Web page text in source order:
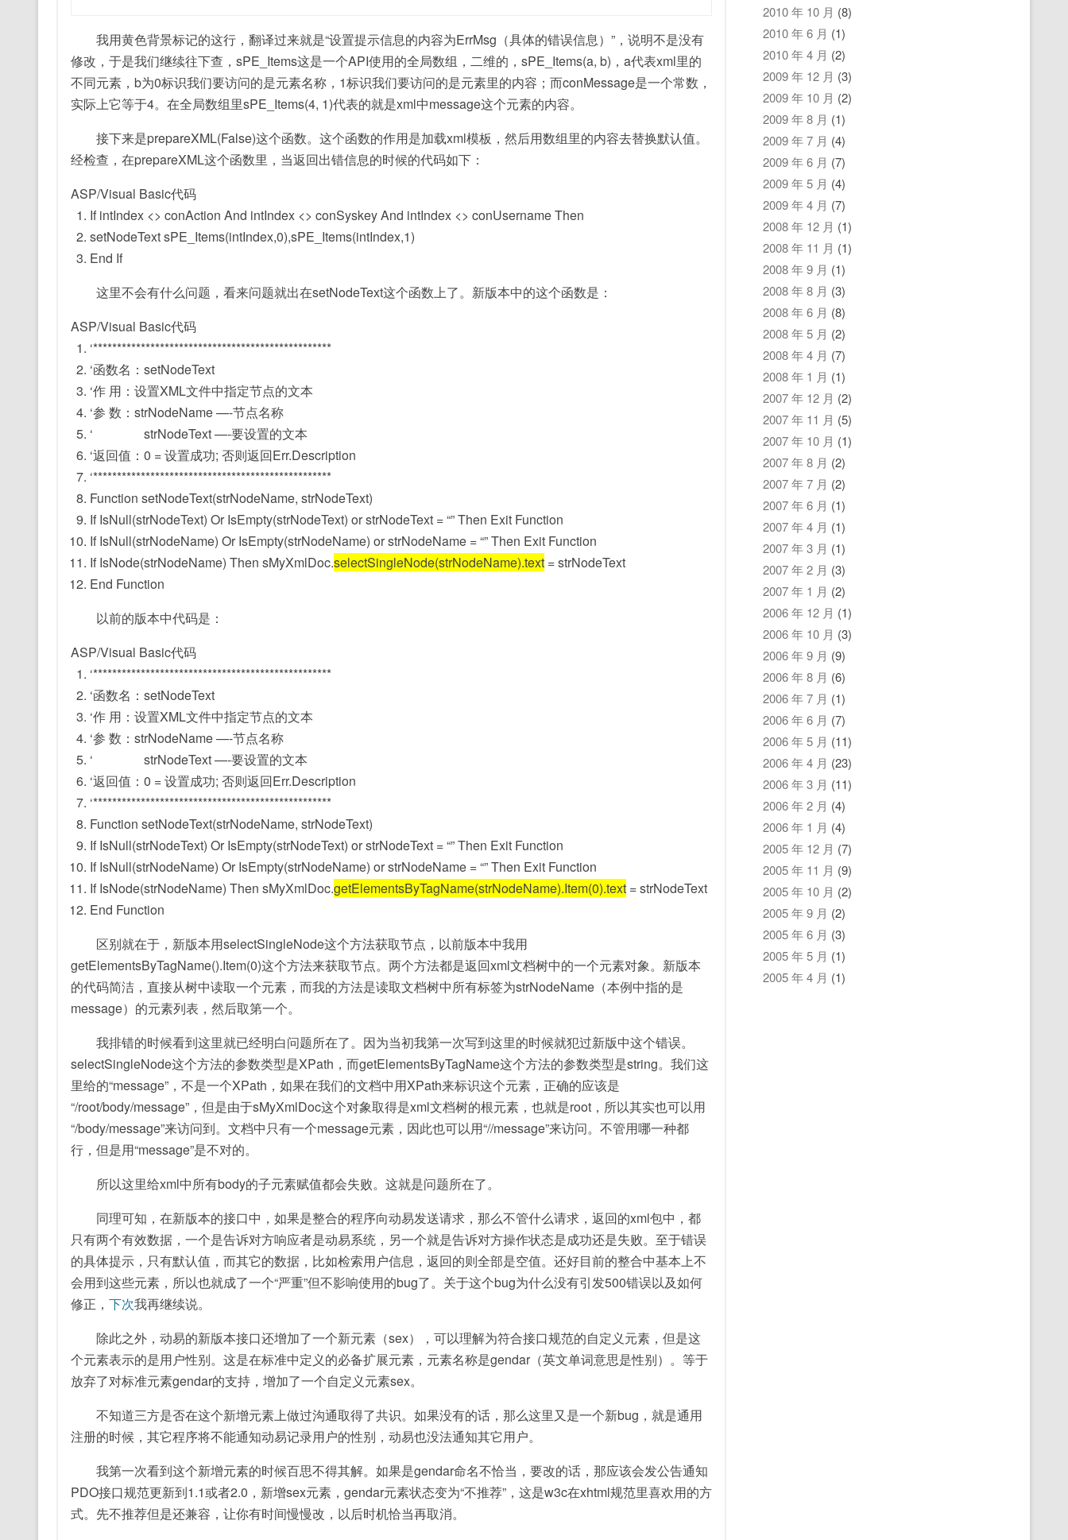
我用黄色背景标记的这行，翻译过来就是“设置提示信息的内容为ErrMsg（具体的错误信息）”，说明不是没有
修改，于是我们继续往下查，sPE_Items这是一个API使用的全局数组，二维的，sPE_Items(a, b)，a代表xml里的
不同元素，b为0标识我们要访问的是元素名称，1标识我们要访问的是元素里的内容；而conMessage是一个常数，
实际上它等于4。在全局数组里sPE_Items(4, 1)代表的就是xml中message这个元素的内容。
接下来是prepareXML(False)这个函数。这个函数的作用是加载xml模板，然后用数组里的内容去替换默认值。
经检查，在prepareXML这个函数里，当返回出错信息的时候的代码如下：
ASP/Visual Basic代码
If intIndex <> conAction And intIndex <> conSyskeyAnd intIndex <> conUsernameThen
setNodeText sPE_Items(intIndex,0),sPE_Items(intIndex,1)
End If
这里不会有什么问题，看来问题就出在setNodeText这个函数上了。新版本中的这个函数是：
ASP/Visual Basic代码
‘**************************************************
‘函数名：setNodeText
‘作 用：设置XML文件中指定节点的文本
‘参 数：strNodeName —-节点名称
‘ strNodeText —-要设置的文本
‘返回值：0 = 设置成功; 否则返回Err.Description
‘**************************************************
Function setNodeText(strNodeName, strNodeText)
If IsNull(strNodeText) Or IsEmpty(strNodeText) or strNodeText =“”Then Exit Function
If IsNull(strNodeName) Or IsEmpty(strNodeName) or strNodeName =“”Then Exit Function
If IsNode(strNodeName) Then sMyXmlDoc.selectSingleNode(strNodeName).text = strNodeText
End Function
以前的版本中代码是：
ASP/Visual Basic代码
‘**************************************************
‘函数名：setNodeText
‘作 用：设置XML文件中指定节点的文本
‘参 数：strNodeName —-节点名称
‘ strNodeText —-要设置的文本
‘返回值：0 = 设置成功; 否则返回Err.Description
‘**************************************************
Function setNodeText(strNodeName, strNodeText)
If IsNull(strNodeText) Or IsEmpty(strNodeText) or strNodeText =“”Then Exit Function
If IsNull(strNodeName) Or IsEmpty(strNodeName) or strNodeName =“”Then Exit Function
If IsNode(strNodeName) Then sMyXmlDoc.getElementsByTagName(strNodeName).Item(0).text = strNodeText
End Function
区别就在于，新版本用selectSingleNode这个方法获取节点，以前版本中我用
getElementsByTagName().Item(0)这个方法来获取节点。两个方法都是返回xml文档树中的一个元素对象。新版本
的代码简洁，直接从树中读取一个元素，而我的方法是读取文档树中所有标签为strNodeName（本例中指的是
message）的元素列表，然后取第一个。
我排错的时候看到这里就已经明白问题所在了。因为当初我第一次写到这里的时候就犯过新版中这个错误。
selectSingleNode这个方法的参数类型是XPath，而getElementsByTagName这个方法的参数类型是string。我们这
里给的“message”，不是一个XPath，如果在我们的文档中用XPath来标识这个元素，正确的应该是
“/root/body/message”，但是由于sMyXmlDoc这个对象取得是xml文档树的根元素，也就是root，所以其实也可以用
“/body/message”来访问到。文档中只有一个message元素，因此也可以用“//message”来访问。不管用哪一种都
行，但是用“message”是不对的。
所以这里给xml中所有body的子元素赋值都会失败。这就是问题所在了。
同理可知，在新版本的接口中，如果是整合的程序向动易发送请求，那么不管什么请求，返回的xml包中，都
只有两个有效数据，一个是告诉对方响应者是动易系统，另一个就是告诉对方操作状态是成功还是失败。至于错误
的具体提示，只有默认值，而其它的数据，比如检索用户信息，返回的则全部是空值。还好目前的整合中基本上不
会用到这些元素，所以也就成了一个“严重”但不影响使用的bug了。关于这个bug为什么没有引发500错误以及如何
修正， 下次我再继续说。
除此之外，动易的新版本接口还增加了一个新元素（sex），可以理解为符合接口规范的自定义元素，但是这
个元素表示的是用户性别。这是在标准中定义的必备扩展元素，元素名称是gendar（英文单词意思是性别）。等于
放弃了对标准元素gendar的支持，增加了一个自定义元素sex。
不知道三方是否在这个新增元素上做过沟通取得了共识。如果没有的话，那么这里又是一个新bug，就是通用
注册的时候，其它程序将不能通知动易记录用户的性别，动易也没法通知其它用户。
我第一次看到这个新增元素的时候百思不得其解。如果是gendar命名不恰当，要改的话，那应该会发公告通知
PDO接口规范更新到1.1或者2.0，新增sex元素，gendar元素状态变为“不推荐”，这是w3c在xhtml规范里喜欢用的方
式。先不推荐但是还兼容，让你有时间慢慢改，以后时机恰当再取消。
2010 年 10 月 (8)
2010 年 6 月 (1)
2010 年 4 月 (2)
2009 年 12 月 (3)
2009 年 10 月 (2)
2009 年 8 月 (1)
2009 年 7 月 (4)
2009 年 6 月 (7)
2009 年 5 月 (4)
2009 年 4 月 (7)
2008 年 12 月 (1)
2008 年 11 月 (1)
2008 年 9 月 (1)
2008 年 8 月 (3)
2008 年 6 月 (8)
2008 年 5 月 (2)
2008 年 4 月 (7)
2008 年 1 月 (1)
2007 年 12 月 (2)
2007 年 11 月 (5)
2007 年 10 月 (1)
2007 年 8 月 (2)
2007 年 7 月 (2)
2007 年 6 月 (1)
2007 年 4 月 (1)
2007 年 3 月 (1)
2007 年 2 月 (3)
2007 年 1 月 (2)
2006 年 12 月 (1)
2006 年 10 月 (3)
2006 年 9 月 (9)
2006 年 8 月 (6)
2006 年 7 月 (1)
2006 年 6 月 (7)
2006 年 5 月 (11)
2006 年 4 月 (23)
2006 年 3 月 (11)
2006 年 2 月 (4)
2006 年 1 月 (4)
2005 年 12 月 (7)
2005 年 11 月 (9)
2005 年 10 月 (2)
2005 年 9 月 (2)
2005 年 6 月 (3)
2005 年 5 月 (1)
2005 年 4 月 (1)